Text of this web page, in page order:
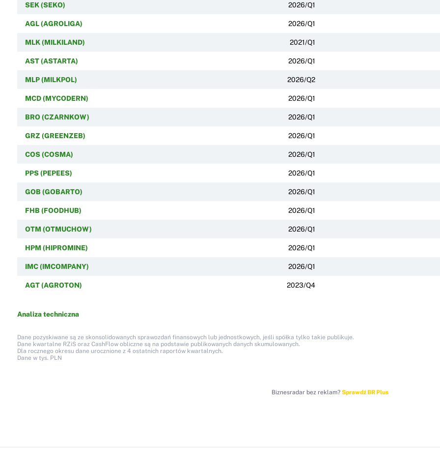
SEK (SEKO) 2026/Q1
AGL (AGROLIGA) 2026/Q1
MLK (MILKILAND) 2021/Q1
AST (ASTARTA) 2026/Q1
MLP (MILKPOL) 2026/Q2
MCD (MYCODERN) 2026/Q1
BRO (CZARNKOW) 2026/Q1
GRZ (GREENZEB) 2026/Q1
COS (COSMA) 2026/Q1
PPS (PEPEES) 2026/Q1
GOB (GOBARTO) 2026/Q1
FHB (FOODHUB) 2026/Q1
OTM (OTMUCHOW) 2026/Q1
HPM (HIPROMINE) 2026/Q1
IMC (IMCOMPANY) 2026/Q1
AGT (AGROTON) 2023/Q4
Analiza techniczna
Dane pozyskiwane są ze skonsolidowanych sprawozdań finansowych lub jednostkowych, jeśli spółka tylko takie publikuje.
Dane kwartalne RZiS oraz CashFlow obliczne są na podstawie publikowanych danych skumulowanych.
Dla rocznego okresu dane urocznione z 4 ostatnich raportów kwartalnych.
Dane w tys. PLN
Biznesradar bez reklam? Sprawdź BR Plus